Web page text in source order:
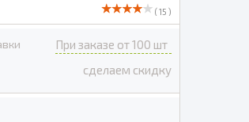
( 15 )
При заказе от 100 шт
сделаем скидку